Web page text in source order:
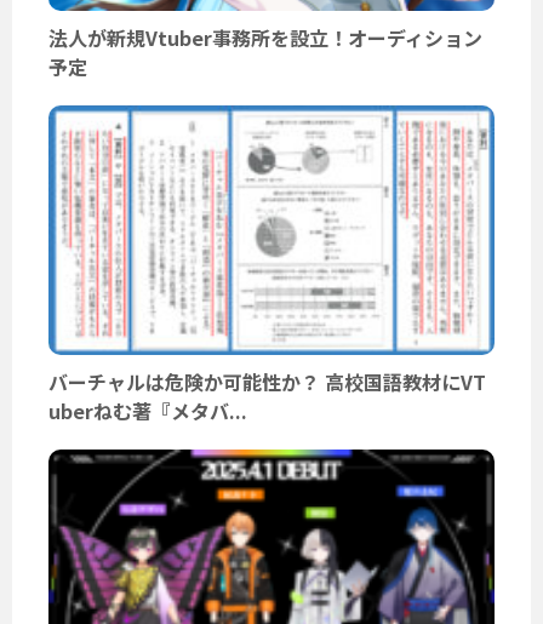
法人が新規Vtuber事務所を設立！オーディション
予定
バーチャルは危険か可能性か？ 高校国語教材にVT
uberねむ著『メタバ...